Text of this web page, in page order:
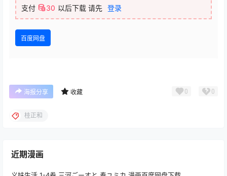
支付 30 以后下载 请先 登录
百度网盘
海报分享 收藏 0 0
桂正和
近期漫画